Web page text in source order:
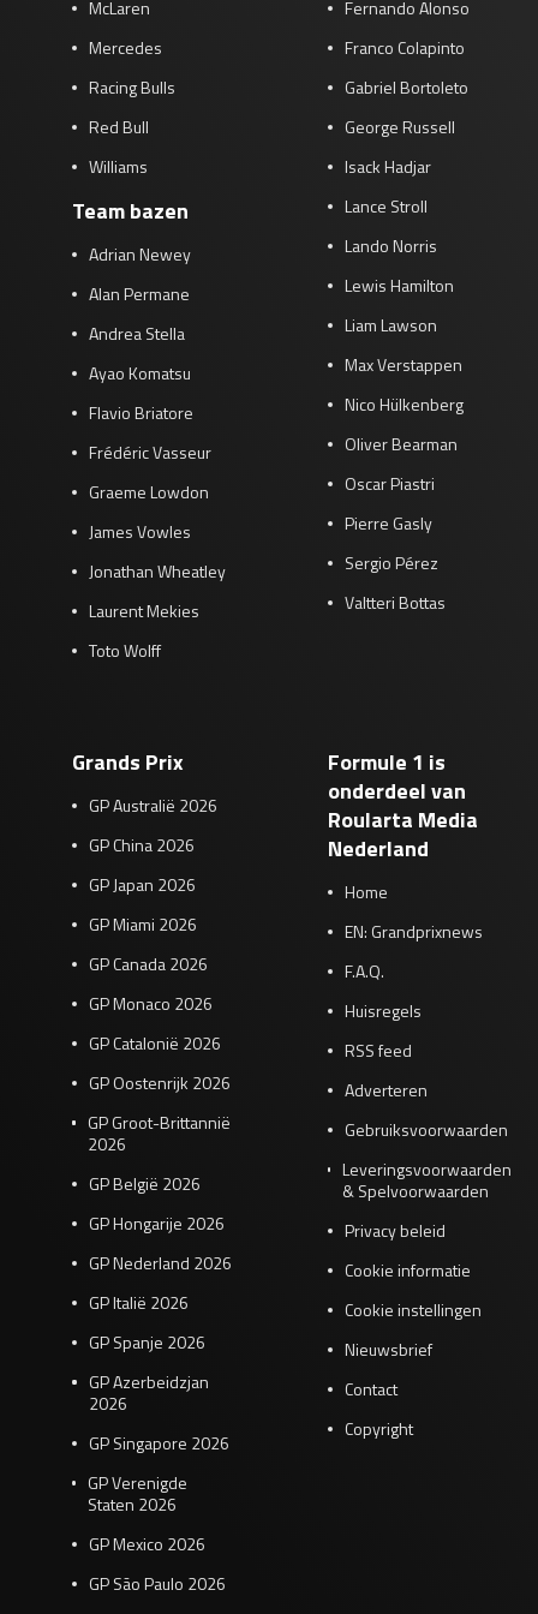
McLaren
Mercedes
Racing Bulls
Red Bull
Williams
Team bazen
Adrian Newey
Alan Permane
Andrea Stella
Ayao Komatsu
Flavio Briatore
Frédéric Vasseur
Graeme Lowdon
James Vowles
Jonathan Wheatley
Laurent Mekies
Toto Wolff
Fernando Alonso
Franco Colapinto
Gabriel Bortoleto
George Russell
Isack Hadjar
Lance Stroll
Lando Norris
Lewis Hamilton
Liam Lawson
Max Verstappen
Nico Hülkenberg
Oliver Bearman
Oscar Piastri
Pierre Gasly
Sergio Pérez
Valtteri Bottas
Grands Prix
GP Australië 2026
GP China 2026
GP Japan 2026
GP Miami 2026
GP Canada 2026
GP Monaco 2026
GP Catalonië 2026
GP Oostenrijk 2026
GP Groot-Brittannië
2026
GP België 2026
GP Hongarije 2026
GP Nederland 2026
GP Italië 2026
GP Spanje 2026
GP Azerbeidzjan
2026
GP Singapore 2026
GP Verenigde
Staten 2026
GP Mexico 2026
GP São Paulo 2026
Formule 1 is
onderdeel van
Roularta Media
Nederland
Home
EN: Grandprixnews
F.A.Q.
Huisregels
RSS feed
Adverteren
Gebruiksvoorwaarden
Leveringsvoorwaarden
& Spelvoorwaarden
Privacy beleid
Cookie informatie
Cookie instellingen
Nieuwsbrief
Contact
Copyright